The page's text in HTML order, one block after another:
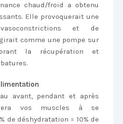
chaud/froid a obtenu
Elle provoquerait une
et de
comme une pompe sur
la récupération et
avant, pendant et après
vos muscles à se
de déshydratation = 10% de